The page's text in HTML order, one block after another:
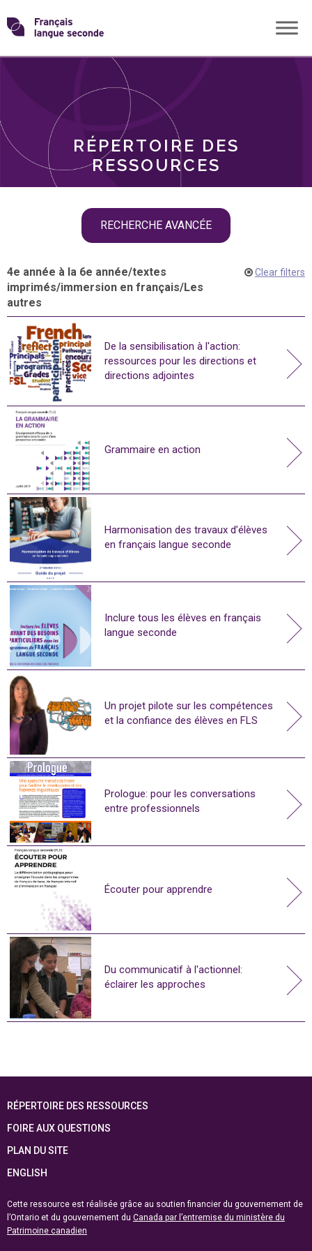
Skip
toTransformons
langue
RÉPERTOIRE DES
RESSOURCES
RECHERCHE AVANCÉE
THÈMES
4e année à la 6e année/textes
imprimés/immersion en français/Les
autres
Clear filters
De la sensibilisation à l'action:
ressources pour les directions et
directions adjointes
Grammaire en action
Harmonisation des travaux d’élèves
en français langue seconde
Inclure tous les élèves en français
langue seconde
Un projet pilote sur les compétences
et la confiance des élèves en FLS
Prologue: pour les conversations
entre professionnels
Écouter pour apprendre
Du communicatif à l'actionnel:
éclairer les approches
RÉPERTOIRE DES RESSOURCES
FOIRE AUX QUESTIONS
PLAN DU SITE
ENGLISH
Cette ressource est réalisée grâce au soutien financier du gouvernement de
l’Ontario et du gouvernement du Canada par l’entremise du ministère du
Patrimoine canadien